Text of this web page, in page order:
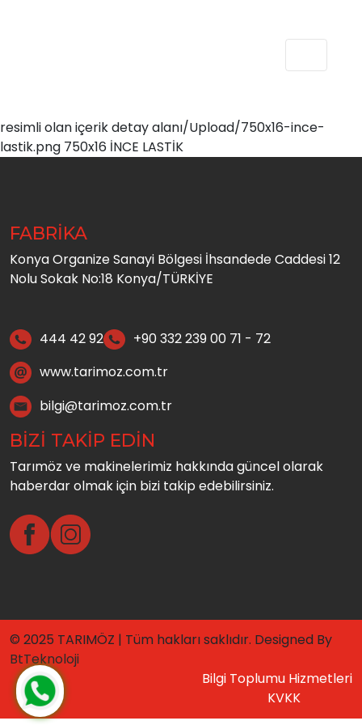
resimli olan içerik detay alanı/Upload/750x16-ince-
lastik.png 750x16 İNCE LASTİK
FABRİKA
Konya Organize Sanayi Bölgesi İhsandede Caddesi 12
Nolu Sokak No:18 Konya/TÜRKİYE
444 42 92
+90 332 239 00 71 - 72
www.tarimoz.com.tr
bilgi@tarimoz.com.tr
BİZİ TAKİP EDİN
Tarımöz ve makinelerimiz hakkında güncel olarak
haberdar olmak için bizi takip edebilirsiniz.
© 2025 TARIMÖZ | Tüm hakları saklıdır. Designed By
BtTeknoloji
Bilgi Toplumu Hizmetleri
KVKK